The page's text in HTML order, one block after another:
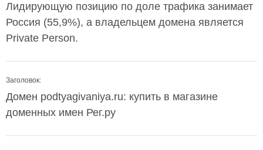
Лидирующую позицию по доле трафика занимает
Россия (55,9%), а владельцем домена является
Private Person.
Заголовок:
Домен podtyagivaniya.ru: купить в магазине
доменных имен Рег.ру